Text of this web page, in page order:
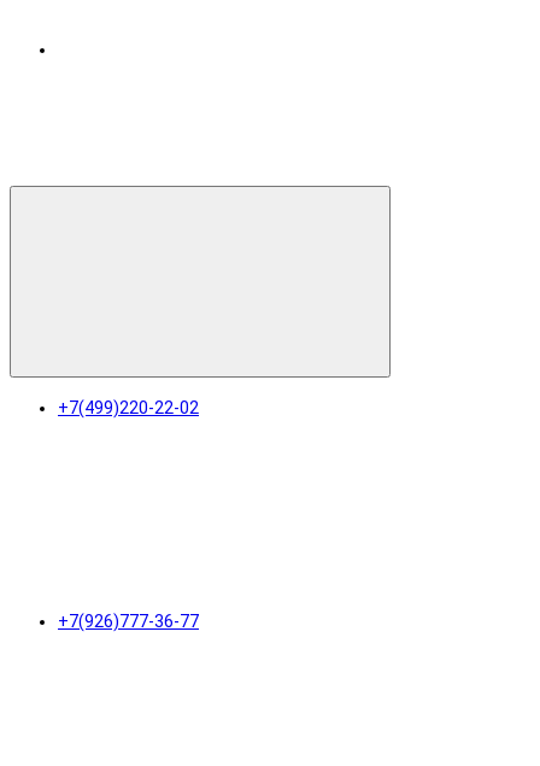
+7(499)220-22-02
+7(926)777-36-77